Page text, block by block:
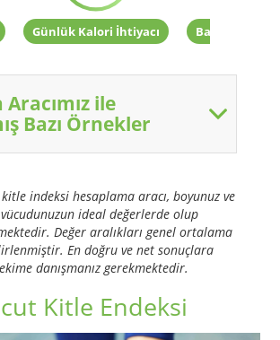
Günlük Kalori İhtiyacı Bazal
ile
Bazı Örnekler
indeksi hesaplama aracı, boyunuz ve
ideal değerlerde olup
Değer aralıkları genel ortalama
En doğru ve net sonuçlara
danışmanız gerekmektedir.
Kitle Endeksi